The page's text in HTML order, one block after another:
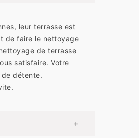
leur terrasse est
de faire le nettoyage
de terrasse
satisfaire. Votre
détente.
+